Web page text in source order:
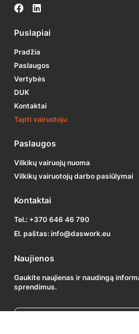
Puslapiai
Pradžia
Paslaugos
Vertybės
DUK
Kontaktai
Tapti vairuotoju
Paslaugos
Vilkikų vairuojų nuoma
Vilkikų vairuotojų darbo pasiūlymai
Kontaktai
Tel.: +370 646 46 790
El. paštas: info@daswork.eu
Naujienos
Gaukite naujienas ir naudingą
sprendimus.